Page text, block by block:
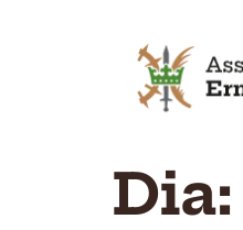
Dia: